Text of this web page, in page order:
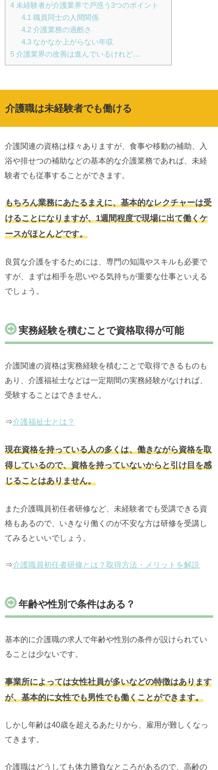
4 未経験者が介護業界で戸惑う3つのポイント
4.1 職員同士の人間関係
4.2介護業務の過酷さ
4.3なかなか上がらない年収
5 介護業界の改善は進んでいるけれど…
介護職は未経験者でも働ける
介護関連の資格は様々ありますが、食事や移動の補助、入
浴や排せつの補助などの基本的な介護業務であれば、未経
験者でも従事することができます。
もちろん業務にあたるまえに、基本的なレクチャーは受
けることになりますが、1週間程度で現場に出て働くケ
ースがほとんどです。
良質な介護をするためには、専門の知識やスキルも必要で
すが、まずは相手を思いやる気持ちが重要な仕事といえる
でしょう。
実務経験を積むことで資格取得が可能
介護関連の資格は実務経験を積むことで取得できるものも
あり、介護福祉士などは一定期間の実務経験がなければ、
受験することはできません。
⇒介護福祉士とは？
現在資格を持っている人の多くは、働きながら資格を取
得しているので、資格を持っていないからと引け目を感
じることはありません。
また介護職員初任者研修など、未経験者でも受講できる資
格もあるので、いきなり働くのが不安な方は研修を受講し
てみるといいでしょう。
⇒介護職員初任者研修とは？取得方法・メリットを解説
年齢や性別で条件はある？
基本的に介護職の求人で年齢や性別の条件が設けられてい
ることは少ないです。
事業所によっては女性社員が多いなどの特徴はあります
が、基本的に女性でも男性でも働くことができます。
しかし年齢は40歳を超えるあたりから、雇用が難しくなっ
てきます。
介護職はどうしても体力勝負なところがあるので、高齢の